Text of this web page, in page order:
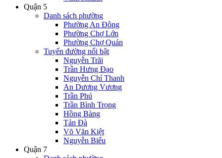
Quận 5
Danh sách phường
Phường An Đông
Phường Chợ Lớn
Phường Chợ Quán
Tuyến đường nổi bật
Nguyễn Trãi
Trần Hưng Đạo
Nguyễn Chí Thanh
An Dương Vương
Trần Phú
Trần Bình Trọng
Hồng Bàng
Tản Đà
Võ Văn Kiệt
Nguyễn Biểu
Quận 7